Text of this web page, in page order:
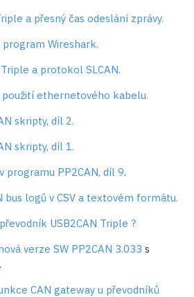
a přesný čas odeslání zprávy.
program Wireshark.
Triple a protokol SLCAN.
použití ethernetového kabelu.
skripty, díl 2.
skripty, díl 1.
programu PP2CAN, díl 9.
bus logů v CSV a textovém formátu.
USB2CAN Triple ?
verze SW PP2CAN 3.033 s
.
CAN gateway u převodníků